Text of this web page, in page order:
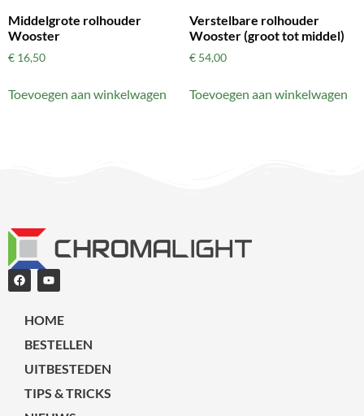
Middelgrote rolhouder
Wooster
€ 16,50
Toevoegen aan winkelwagen
Verstelbare rolhouder
Wooster (groot tot middel)
€54,00
Toevoegen aan winkelwagen
HOME
BESTELLEN
UITBESTEDEN
TIPS & TRICKS